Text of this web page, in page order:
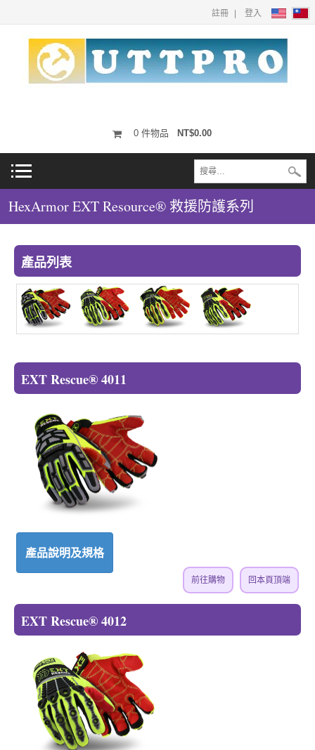
註冊 登入
0 件物品 NT$0.00
HexArmor EXT Resource® 救援防護系列
產品列表
EXT Rescue® 4011
產品說明及規格
前往購物 回本頁頂端
EXT Rescue® 4012